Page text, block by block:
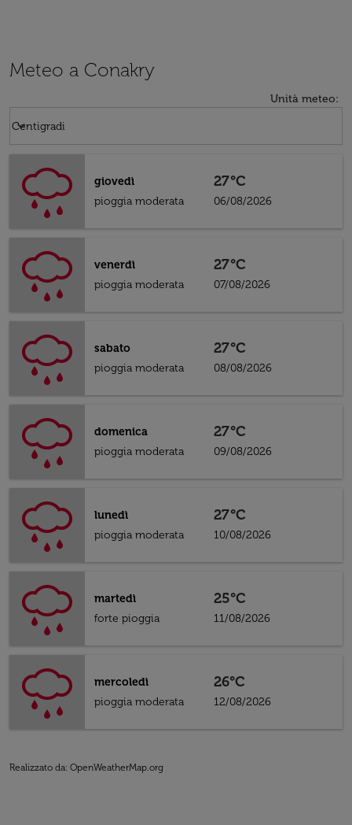
Meteo a Conakry
Unità meteo:
Centigradi
keyboard_arrow_down
giovedì
pioggia moderata
27°C
06/08/2026
venerdì
pioggia moderata
27°C
07/08/2026
sabato
pioggia moderata
27°C
08/08/2026
domenica
pioggia moderata
27°C
09/08/2026
lunedì
pioggia moderata
27°C
10/08/2026
martedì
forte pioggia
25°C
11/08/2026
mercoledì
pioggia moderata
26°C
12/08/2026
Realizzato da: OpenWeatherMap.org